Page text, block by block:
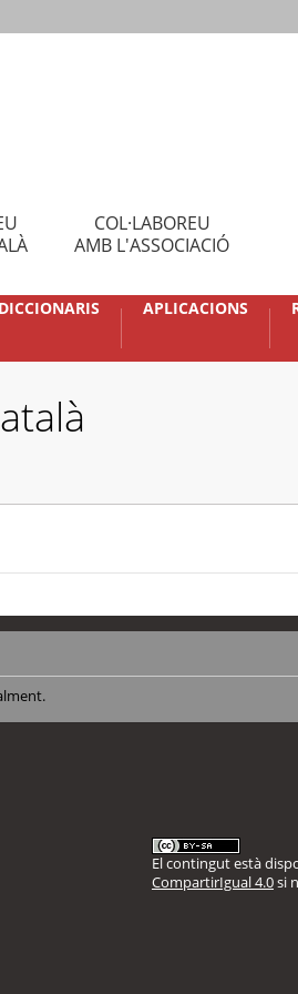
COL·LABOREU
AMB L'ASSOCIACIÓ
DICCIONARIS APLICACIONS
El contingut està
CompartirIgual 4.0si